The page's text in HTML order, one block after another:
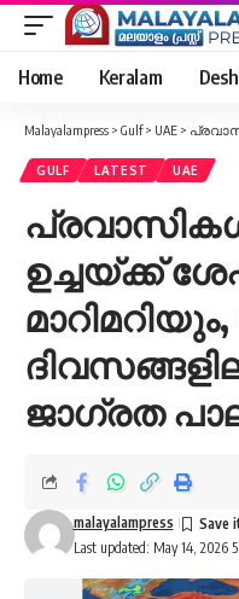
Home Keralam
Malayalampress > Gulf> UAE > പ്രവാസികൾ
GULF LATEST UAE
ഉച്ചയ്‌ക്ക്
ജാഗ്രത
Last updated: May 14, 2026
malayalampress